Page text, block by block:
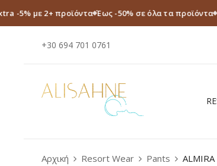
-5% με 2+ προϊόντα Έως -50% σε όλα τα προϊόντα
+30 694 701 0761
Αρχική Resort Wear Pants